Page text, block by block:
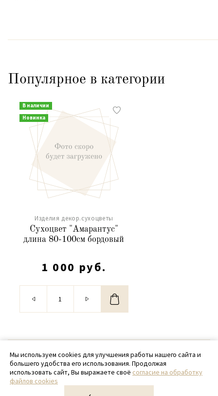
Популярное в категории
В наличии
Новинка
Изделия декор.сухоцветы
Сухоцвет "Амарантус"
длина 80-100см бордовый
1 000 руб.
© 2020 - 2026 SamPack
+ 7 (918) 699-97-87
zakaz@sampack.store
Мы используем cookies для улучшения работы нашего сайта и
большего удобства его использования. Продолжая
использовать сайт, Вы выражаете своё согласие на обработку
файлов cookies